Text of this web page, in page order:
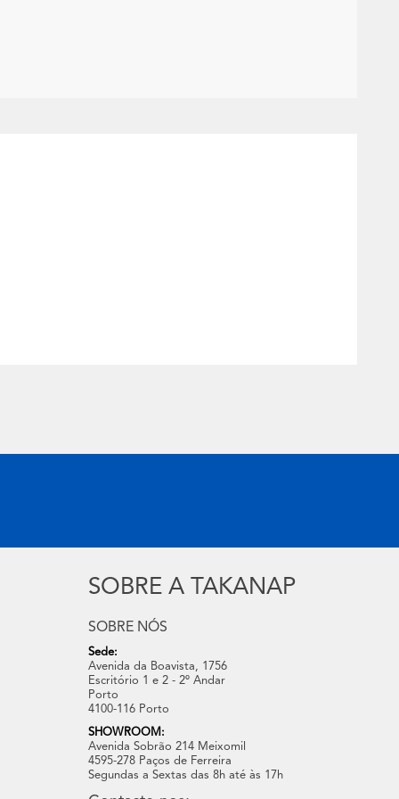
SOBRE A TAKANAP
SOBRE NÓS
Sede:
Avenida da Boavista, 1756
Escritório 1 e 2 - 2º Andar
Porto
4100-116 Porto
SHOWROOM:
Avenida Sobrão 214 Meixomil
4595-278 Paços de Ferreira
Segundas a Sextas das 8h até às 17h